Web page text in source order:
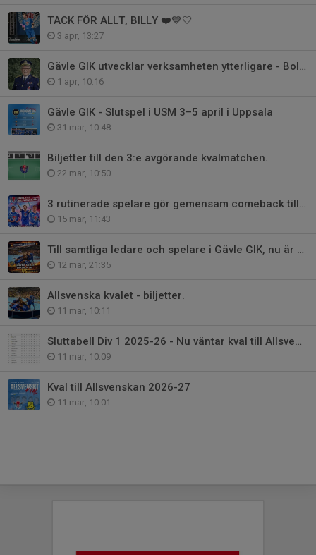
TACK FÖR ALLT, BILLY ❤️💙🤍
3 apr, 13:27
Gävle GIK utvecklar verksamheten ytterligare - Bollförvaring.
1 apr, 10:16
Gävle GIK - Slutspel i USM 3–5 april i Uppsala
31 mar, 10:48
Biljetter till den 3:e avgörande kvalmatchen.
22 mar, 10:50
3 rutinerade spelare gör gemensam comeback till kvalet.
15 mar, 11:43
Till samtliga ledare och spelare i Gävle GIK, nu är det kvalfeber!
12 mar, 21:35
Allsvenska kvalet - biljetter.
11 mar, 10:11
Sluttabell Div 1 2025-26 - Nu väntar kval till Allsvenskan.
11 mar, 10:09
Kval till Allsvenskan 2026-27
11 mar, 10:01